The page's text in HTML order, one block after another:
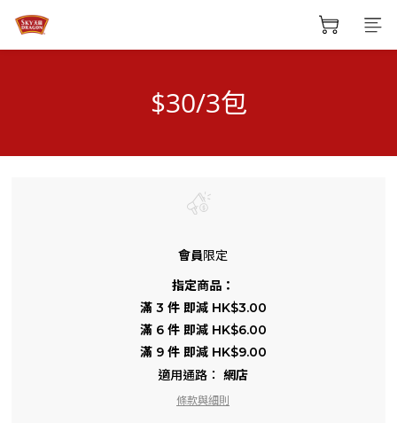
$30/3包
會員限定
指定商品：
滿 3 件 即減 HK$3.00
滿 6 件 即減 HK$6.00
滿 9 件 即減 HK$9.00
適用通路： 網店
條款與細則